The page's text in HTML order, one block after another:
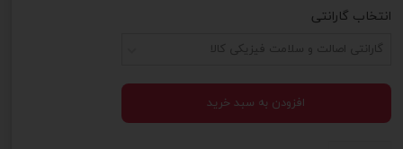
انتخاب گارانتی
گارانتی اصالت و سلامت فیزیکی کالا
افزودن به سبد خرید